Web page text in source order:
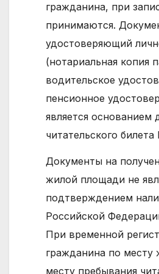
гражданина, при
принимаются.
удостоверяющий
(нотариальная копия
водительское
пенсионное
является основанием
читательского
Документы на
жилой площади не
подтверждением
Российской
При временной
гражданина по месту
месту пребывания